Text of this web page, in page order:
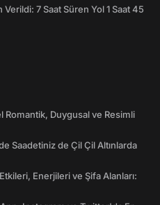
7 Saat Süren Yol 1 Saat 45
Romantik, Duygusal ve Resimli
Saadetiniz de Çil Çil Altınlarda
Enerjileri ve Şifa Alanları: